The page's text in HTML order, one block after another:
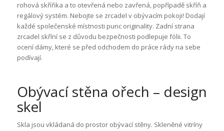
rohová skříňka a to otevřená nebo zavřená, popřípadě skříň a
regálový systém. Nebojte se zrcadel v obývacím pokoji! Dodají
každé společenské místnosti punc originality. Zadní strana
zrcadel skříní se z důvodu bezpečnosti podlepuje fólii. To
ocení dámy, které se před odchodem do práce rády na sebe
podívají.
Obývací stěna ořech – design
skel
Skla jsou vkládaná do prostor obývací stěny. Skleněné vitríny